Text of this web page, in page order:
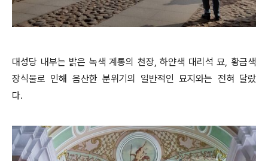
대성당 내부는 밝은 녹색 계통의 천장, 하얀색 대리석 묘, 황금색
장식물로 인해 음산한 분위기의 일반적인 묘지와는 전혀 달랐
다.